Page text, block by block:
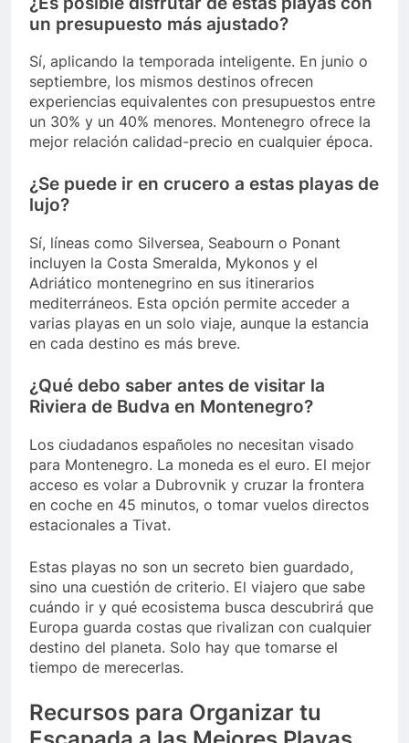
un presupuesto más ajustado?
Sí, aplicando la temporada inteligente. En junio o
septiembre, los mismos destinos ofrecen
experiencias equivalentes con presupuestos entre
un 30% y un 40% menores. Montenegro ofrece la
mejor relación calidad-precio en cualquier época.
¿Se puede ir en crucero a estas playas de
lujo?
Sí, líneas como Silversea, Seabourn o Ponant
incluyen la Costa Smeralda, Mykonos y el
Adriático montenegrino en sus itinerarios
mediterráneos. Esta opción permite acceder a
varias playas en un solo viaje, aunque la estancia
en cada destino es más breve.
¿Qué debo saber antes de visitar la
Riviera de Budva en Montenegro?
Los ciudadanos españoles no necesitan visado
para Montenegro. La moneda es el euro. El mejor
acceso es volar a Dubrovnik y cruzar la frontera
en coche en 45 minutos, o tomar vuelos directos
estacionales a Tivat.
Estas playas no son un secreto bien guardado,
sino una cuestión de criterio. El viajero que sabe
cuándo ir y qué ecosistema busca descubrirá que
Europa guarda costas que rivalizan con cualquier
destino del planeta. Solo hay que tomarse el
tiempo de merecerlas.
Recursos para Organizar tu